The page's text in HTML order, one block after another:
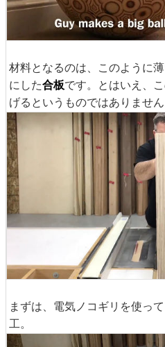
材料となるのは、このように
にした合板です。とはいえ、
げるというものではありません
まずは、電気ノコギリを使っ
工。